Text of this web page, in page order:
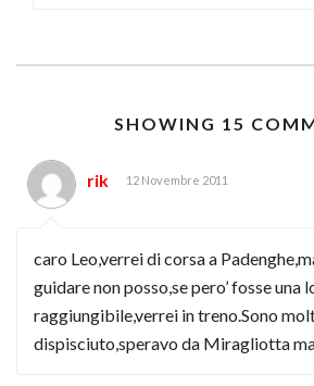
SHOWING 15
rik 12 Novembre 2011
caro Leo,verrei di corsa a
guidare non posso,se pero’ fosse una
raggiungibile,verrei in treno.Sono
dispisciuto,speravo da Miragliotta